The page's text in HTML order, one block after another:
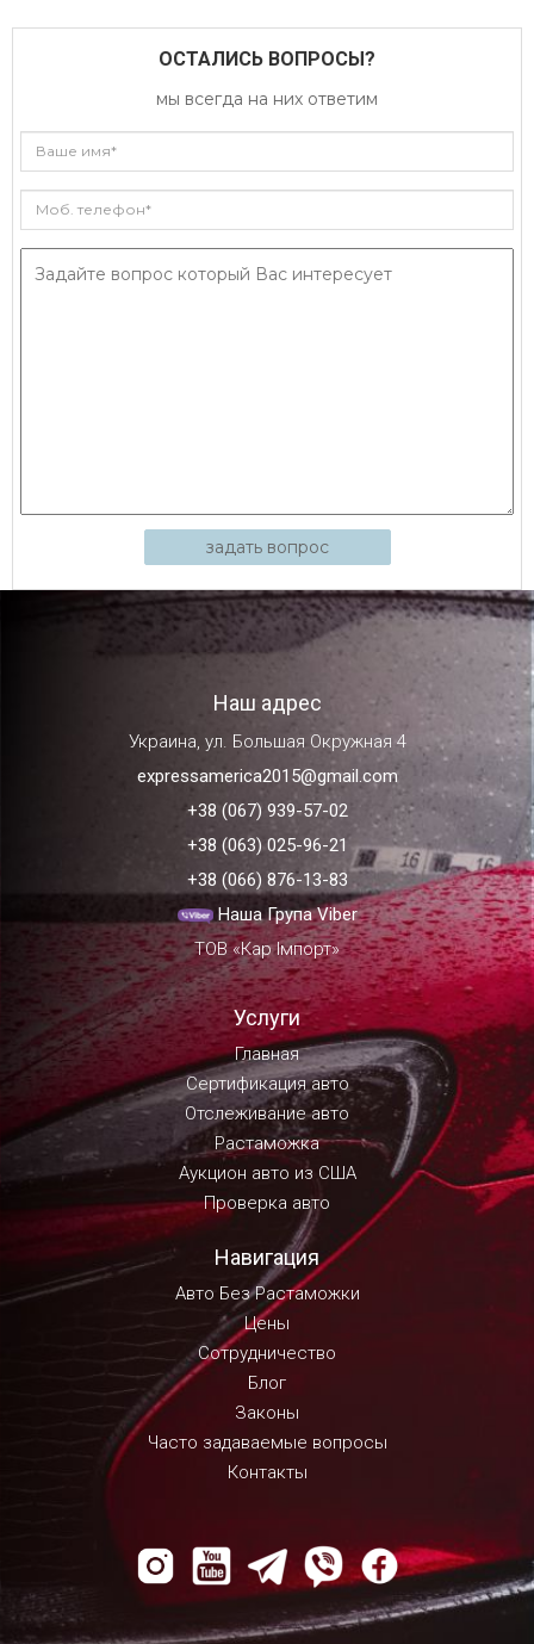
ОСТАЛИСЬ ВОПРОСЫ?
мы всегда на них ответим
задать вопрос
Наш адрес
Украина, ул. Большая Окружная 4
expressamerica2015@gmail.com
+38 (067) 939-57-02
+38 (063) 025-96-21
+38 (066) 876-13-83
Наша Група Viber
ТОВ «Кар Імпорт»
Услуги
Главная
Сертификация авто
Отслеживание авто
Растаможка
Аукцион авто из США
Проверка авто
Навигация
Авто Без Растаможки
Цены
Сотрудничество
Блог
Законы
Часто задаваемые вопросы
Контакты